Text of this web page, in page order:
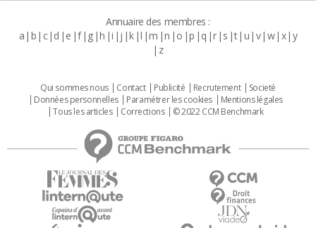
Annuaire des membres :
a b c d e f g h i j k l m n o p q r s t u v w x y
z
Qui sommes nous Contact Publicité Recrutement
Societé
Données personnelles
Paramétrer les cookies
Mentions légales
Tous les articles
Corrections © 2022 CCM Benchmark